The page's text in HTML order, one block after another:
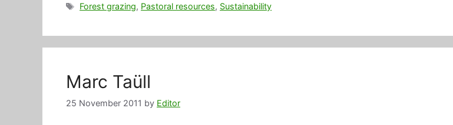
Tags
Forest grazing, Pastoral resources, Sustainability
Marc Taüll
25 November 2011 by Editor